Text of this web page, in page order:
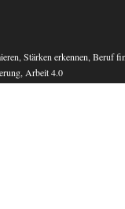
Stärken erkennen, Beruf
Arbeit 4.0